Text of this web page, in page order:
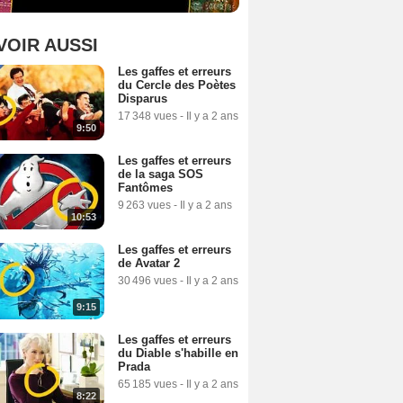
AUSSI
9:50
Les gaffes et erreurs
du Cercle des Poètes
Disparus
17 348 vues - Il y a 2 ans
10:53
Les gaffes et erreurs
de la saga SOS
Fantômes
9 263 vues - Il y a 2 ans
9:15
Les gaffes et erreurs
de Avatar 2
30 496 vues - Il y a 2 ans
8:22
Les gaffes et erreurs
du Diable s'habille en
Prada
65 185 vues - Il y a 2 ans